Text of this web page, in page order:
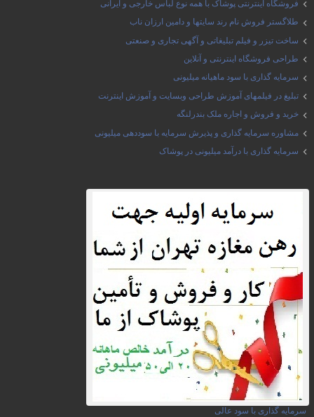
فروشگاه اینترنتی پوشاک با همه نوع لباس خارجی و ایرانی
طلاگستر فروش نام رند سایتها و دامین ارزان ناب
ساخت تیزر و فیلم تبلیغاتی و آگهی تجاری و صنعتی
طراحی فروشگاه اینترنتی و آنلاین
سرمایه گذاری با سود ماهیانه میلیونی
تبلیغ در فیلمهای آموزش طراحی وبسایت و آموزش اینترنت
خرید و فروش و اجاره ملک بندرلنگه
مشاوره سرمایه گذاری و پذیرش سرمایه با سوددهی میلیونی
سرمایه گذاری با درآمد میلیونی در پوشاک
سرمایه گذاری با سود عالی